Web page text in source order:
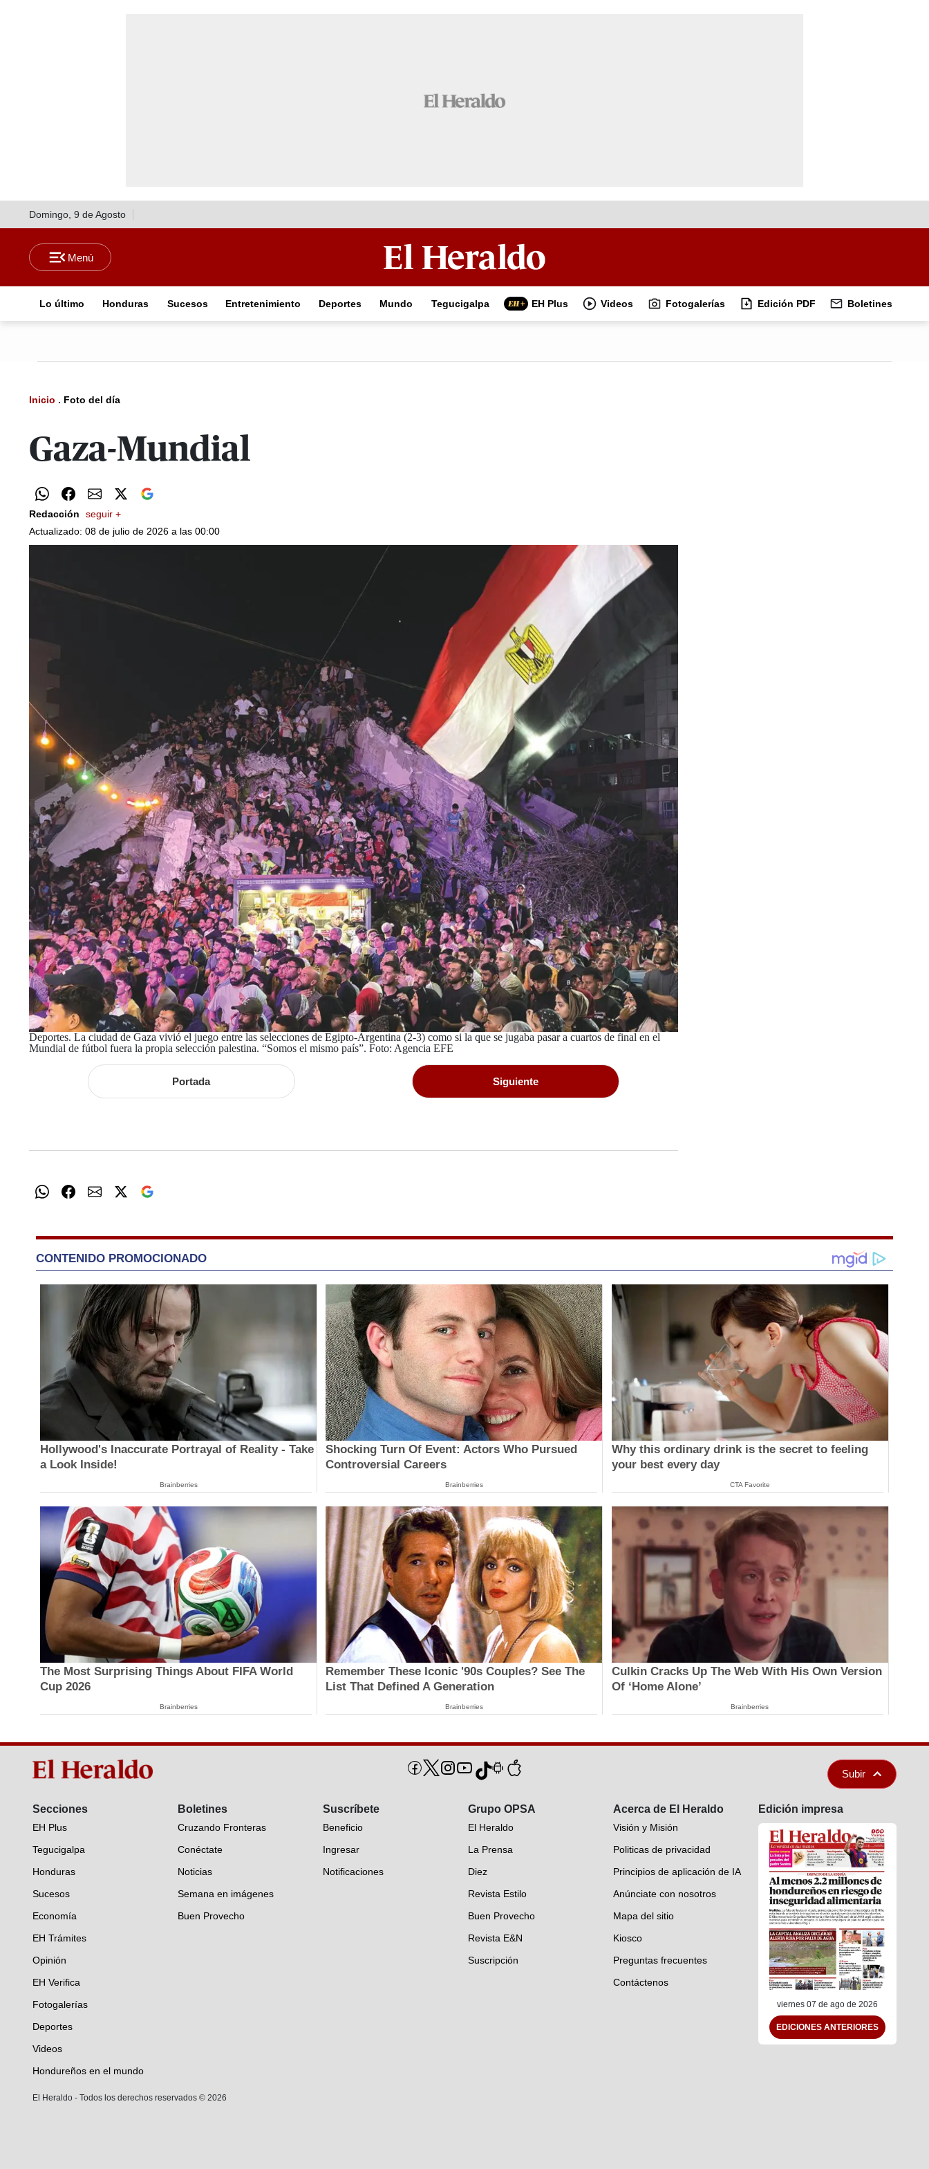
Domingo, 9 de Agosto
Lo último Honduras Sucesos Entretenimiento Deportes Mundo Tegucigalpa EH Plus Videos Fotogalerías Edición PDF Boletines
Inicio . Foto del día
Gaza-Mundial
Redacción
seguir +
Actualizado: 08 de julio de 2026 a las 00:00
Deportes. La ciudad de Gaza vivió el juego entre las selecciones de Egipto-Argentina (2-3) como si la que se jugaba pasar a cuartos de final en el
Mundial de fútbol fuera la propia selección palestina. “Somos el mismo país”. Foto: Agencia EFE
Siguiente
Portada
CONTENIDO PROMOCIONADO
Hollywood's Inaccurate Portrayal of Reality - Take
a Look Inside!
Brainberries
Shocking Turn Of Event: Actors Who Pursued
Controversial Careers
Brainberries
Why this ordinary drink is the secret to feeling
your best every day
CTA Favorite
The Most Surprising Things About FIFA World
Cup 2026
Brainberries
Remember These Iconic '90s Couples? See The
List That Defined A Generation
Brainberries
Culkin Cracks Up The Web With His Own Version
Of ‘Home Alone’
Brainberries
Subir
Secciones
EH Plus
Tegucigalpa
Honduras
Sucesos
Economía
EH Trámites
Opinión
EH Verifica
Fotogalerías
Deportes
Videos
Hondureños en el mundo
Boletines
Cruzando Fronteras
Conéctate
Noticias
Semana en imágenes
Buen Provecho
Suscríbete
Beneficio
Ingresar
Notificaciones
Grupo OPSA
El Heraldo
La Prensa
Diez
Revista Estilo
Buen Provecho
Revista E&N
Suscripción
Acerca de El Heraldo
Visión y Misión
Politicas de privacidad
Principios de aplicación de IA
Anúnciate con nosotros
Mapa del sitio
Kiosco
Preguntas frecuentes
Contáctenos
Edición impresa
viernes 07 de ago de 2026
EDICIONES ANTERIORES
El Heraldo - Todos los derechos reservados © 2026